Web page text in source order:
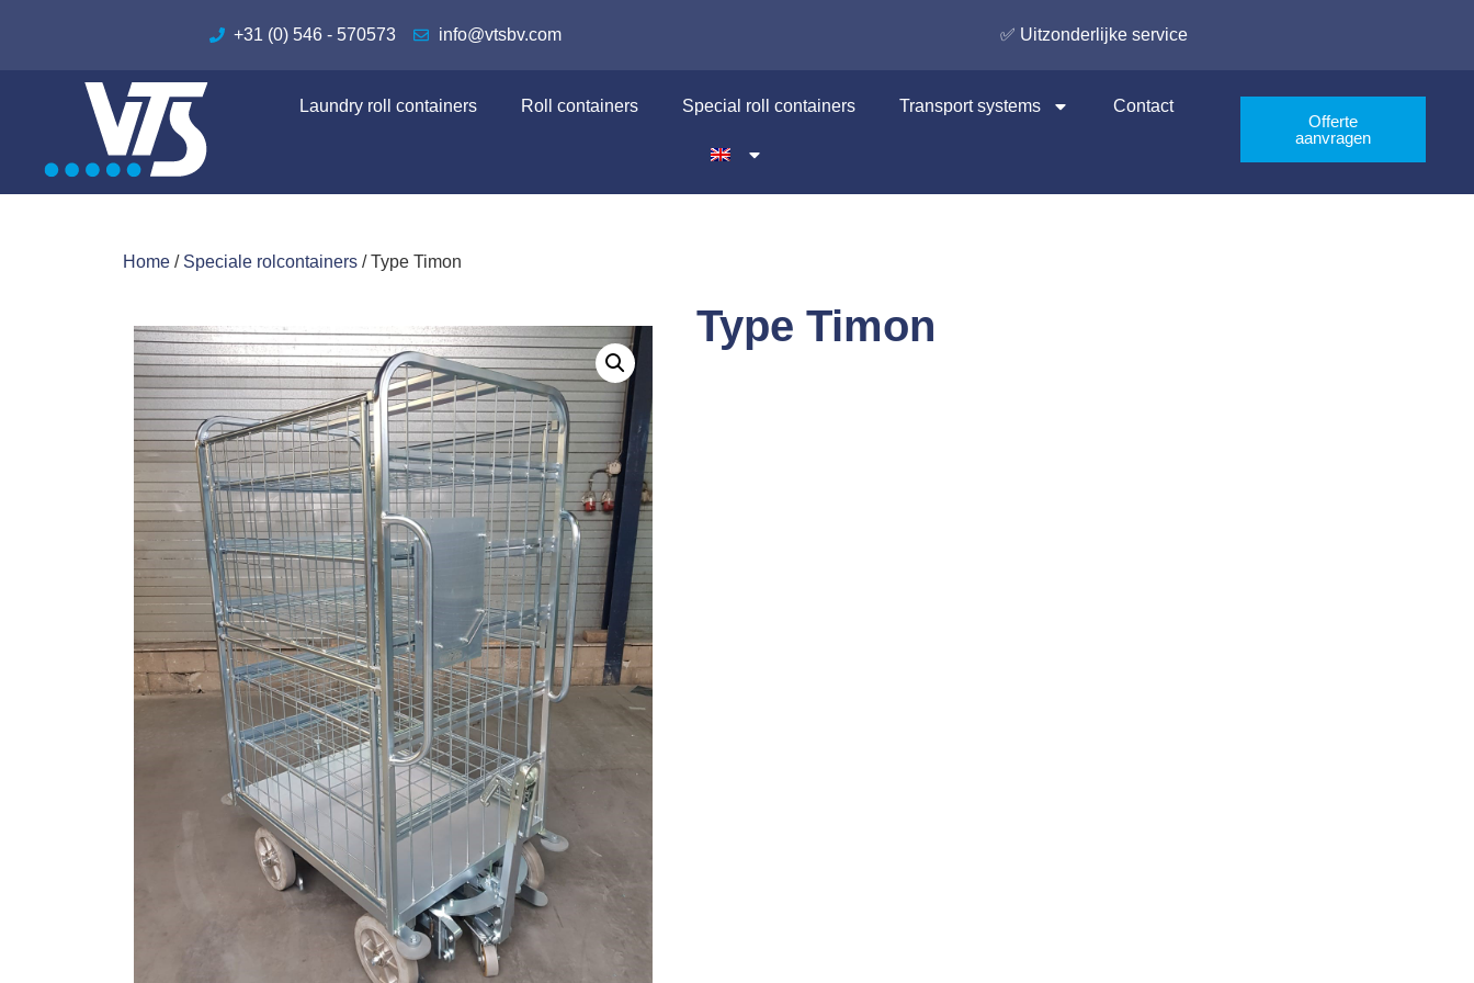
+31 (0) 546 - 570573 info@vtsbv.com
✅ Containers op maat ✅ Uitzonderlijke service
Laundry roll containers Roll containers Special roll containers Transport systems
Contact
Offerte
aanvragen
Home / Speciale rolcontainers / Type Timon
Type Timon